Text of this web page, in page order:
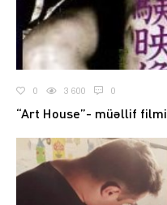
0 3 600 0
“Art House”- müəllif filmi